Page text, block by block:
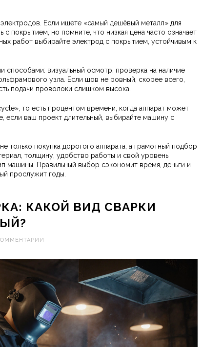
Если ищете «самый дешёвый металл» для
с покрытием, но помните, что низкая цена часто означает
работ выбирайте электрод с покрытием, устойчивым к
способами: визуальный осмотр, проверка на наличие
узла. Если шов не ровный, скорее всего,
подачи проволоки слишком высока.
то есть процентом времени, когда аппарат может
если ваш проект длительный, выбирайте машину с
только покупка дорогого аппарата, а грамотный подбор
толщину, удобство работы и свой уровень
машины. Правильный выбор сэкономит время, деньги и
прослужит годы.
КАКОЙ ВИД СВАРКИ